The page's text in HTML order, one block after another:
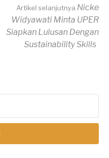
Artikel selanjutnya Nicke
Widyawati Minta UPER
Siapkan Lulusan Dengan
Sustainability Skills